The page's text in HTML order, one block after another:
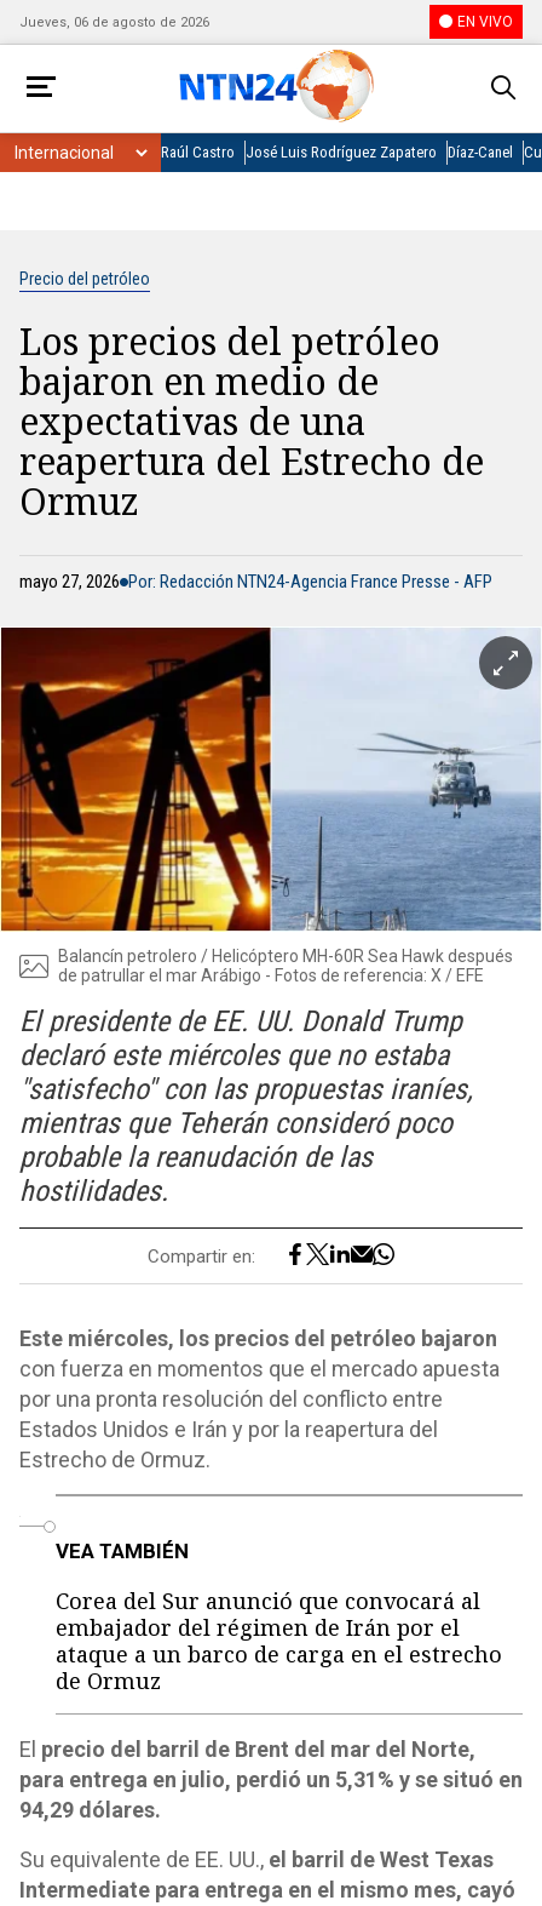
Jueves, 06 de agosto de 2026 EN VIVO
Raúl Castro José Luis Rodríguez Zapatero Díaz-Canel
Precio del petróleo
Los precios del petróleo
bajaron en medio de
expectativas de una
reapertura del Estrecho de
Ormuz
mayo 27, 2026 Por: Redacción NTN24-Agencia France Presse - AFP
Balancín petrolero / Helicóptero MH-60R Sea Hawk después
de patrullar el mar Arábigo - Fotos de referencia: X / EFE
El presidente de EE. UU. Donald Trump
declaró este miércoles que no estaba
"satisfecho" con las propuestas iraníes,
mientras que Teherán consideró poco
probable la reanudación de las
hostilidades.
Compartir en:
Este miércoles, los precios del petróleo bajaron
con fuerza en momentos que el mercado apuesta
por una pronta resolución del conflicto entre
Estados Unidos e Irán y por la reapertura del
Estrecho de Ormuz.
VEA TAMBIÉN
Corea del Sur anunció que convocará al
embajador del régimen de Irán por el
ataque a un barco de carga en el estrecho
de Ormuz
El precio del barril de Brent del mar del Norte,
para entrega en julio, perdió un 5,31% y se situó en
94,29 dólares.
Su equivalente de EE. UU., el barril de West Texas
Intermediate para entrega en el mismo mes, cayó